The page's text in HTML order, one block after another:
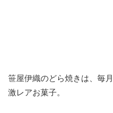
笹屋伊織のどら焼きは、毎
激レアお菓子。